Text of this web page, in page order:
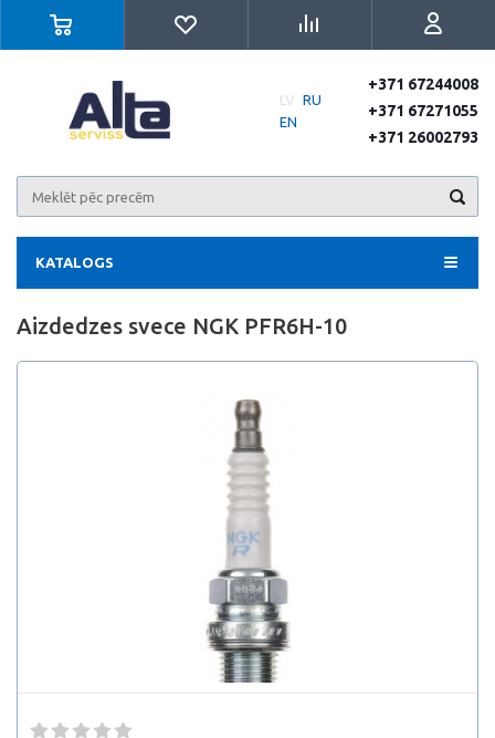
LV RU
EN
+371 67244008
+371 67271055
+371 26002793
KATALOGS
Aizdedzes svece NGK PFR6H-10